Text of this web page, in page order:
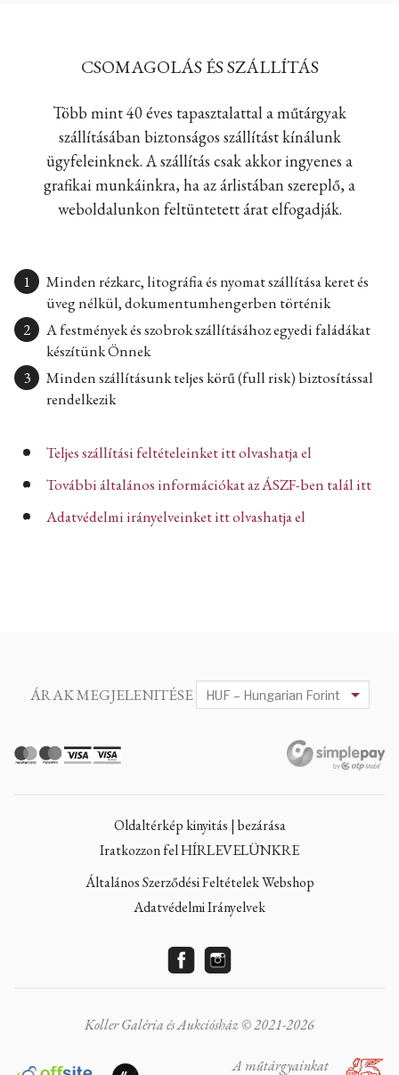
CSOMAGOLÁS ÉS SZÁLLÍTÁS
Több mint 40 éves tapasztalattal a műtárgyak
szállításában biztonságos szállítást kínálunk
ügyfeleinknek. A szállítás csak akkor ingyenes a
grafikai munkáinkra, ha az árlistában szereplő, a
weboldalunkon feltüntetett árat elfogadják.
Minden rézkarc, litográfia és nyomat szállítása keret és
üveg nélkül, dokumentumhengerben történik
A festmények és szobrok szállításához egyedi faládákat
készítünk Önnek
Minden szállításunk teljes körű (full risk) biztosítással
rendelkezik
Teljes szállítási feltételeinket itt olvashatja el
További általános információkat az ÁSZF-ben talál itt
Adatvédelmi irányelveinket itt olvashatja el
ÁRAK MEGJELENITÉSE
Oldaltérkép kinyitás | bezárása
Iratkozzon fel HÍRLEVELÜNKRE
Általános Szerződési Feltételek Webshop
Adatvédelmi Irányelvek
Koller Galéria és Aukciósház © 2021-2026
A műtárgyainkat